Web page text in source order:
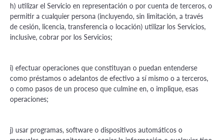
h) utilizar el Servicio en representación o por cuenta de terceros, o
permitir a cualquier persona (incluyendo, sin limitación, a través
de cesión, licencia, transferencia o locación) utilizar los Servicios,
inclusive, cobrar por los Servicios;
i) efectuar operaciones que constituyan o puedan entenderse
como préstamos o adelantos de efectivo a sí mismo o a terceros,
o como pasos de un proceso que culmine en, o implique, esas
operaciones;
j) usar programas, software o dispositivos automáticos o